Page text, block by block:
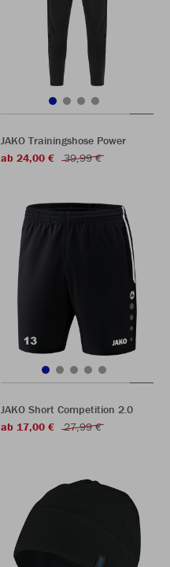
JAKO Trainingshose Power
ab 24,00 €
39,99 €
JAKO Short Competition 2.0
ab 17,00 €
27,99 €